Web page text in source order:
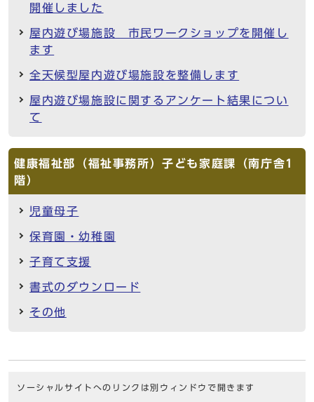
開催しました
屋内遊び場施設 市民ワークショップを開催し
ます
全天候型屋内遊び場施設を整備します
屋内遊び場施設に関するアンケート結果につい
て
健康福祉部（福祉事務所）子ども家庭課（南庁舎1
階）
児童母子
保育園・幼稚園
子育て支援
書式のダウンロード
その他
ソーシャルサイトへのリンクは別ウィンドウで開きます